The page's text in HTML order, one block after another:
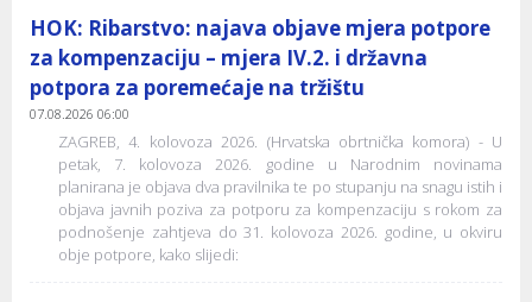
HOK: Ribarstvo: najava objave mjera potpore
za kompenzaciju – mjera IV.2. i državna
potpora za poremećaje na tržištu
07.08.2026 06:00
ZAGREB, 4. kolovoza 2026. (Hrvatska obrtnička komora) - U
petak, 7. kolovoza 2026. godine u Narodnim novinama
planirana je objava dva pravilnika te po stupanju na snagu istih i
objava javnih poziva za potporu za kompenzaciju s rokom za
podnošenje zahtjeva do 31. kolovoza 2026. godine, u okviru
obje potpore, kako slijedi: